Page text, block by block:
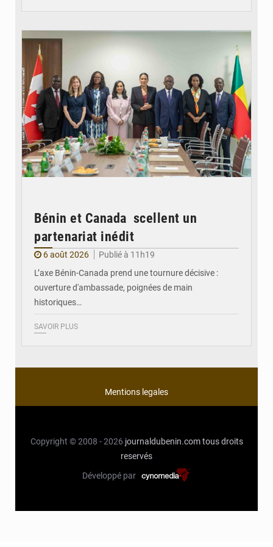
Bénin et Canada scellent un
partenariat inédit
6 août 2026
Publié à 11h19
L’axe Bénin-Canada prend une tournure décisive :
ouverture d'ambassade, poignées de main
historiques…
SAVOIR PLUS
Mentions legales
Copyright © 2008 - 2026 journaldubenin.com tous droits
reservés
Développé par